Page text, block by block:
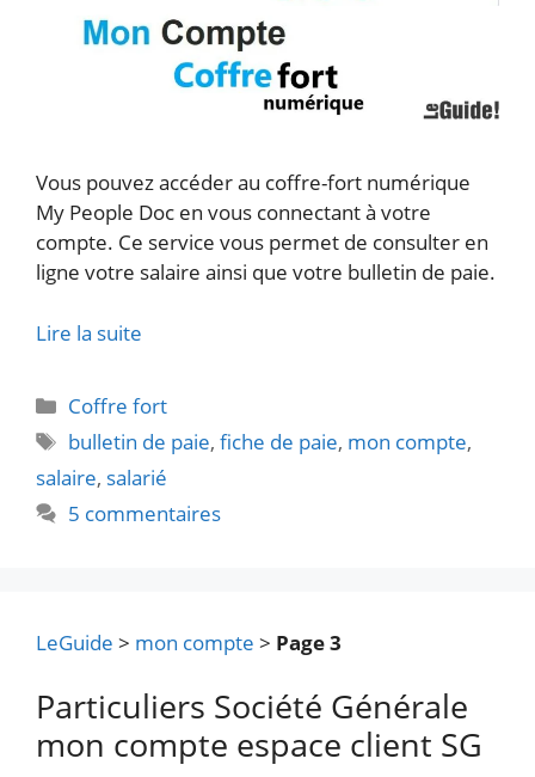
Vous pouvez accéder au coffre-fort numérique
My People Doc en vous connectant à votre
compte. Ce service vous permet de consulter en
ligne votre salaire ainsi que votre bulletin de paie.
Lire la suite
Catégories
Coffre fort
Étiquettes
bulletin de paie,fiche de paie, mon compte,
salaire, salarié
5 commentaires
LeGuide > mon compte > Page 3
Particuliers Société Générale
mon compte espace client SG